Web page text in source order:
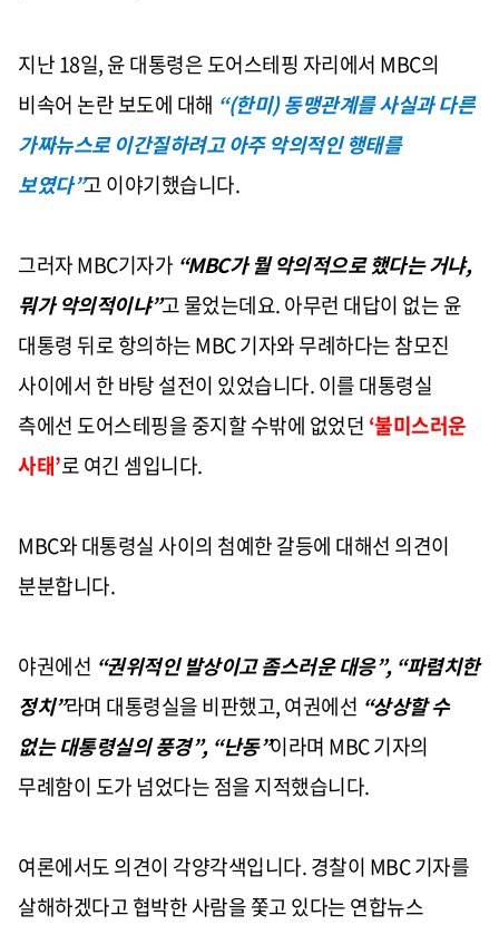
지난18일,윤 대통령은 도어스테핑 자리에서 MBC의
비속어 논란 보도에 대해 “(한미)동맹관계를 사실과 다른
가짜뉴스로 이간질하려고 아주 악의적인 행태를
보였다”고 이야기했습니다.
그러자MBC기자가 “MBC가 뭘 악의적으로 했다는 거냐,
뭐가 악의적이냐”고 물었는데요.아무런 대답이 없는 윤
대통령 뒤로 항의하는MBC기자와 무례하다는 참모진
사이에서 한 바탕 설전이 있었습니다.이를 대통령실
측에선 도어스테핑을 중지할 수밖에 없었던 ‘불미스러운
사태’로 여긴 셈입니다.
MBC와 대통령실 사이의 첨예한 갈등에 대해선 의견이
분분합니다.
야권에선 “권위적인 발상이고 좀스러운 대응”, “파렴치한
정치”라며 대통령실을 비판했고,여권에선 “상상할 수
없는 대통령실의 풍경”, “난동”이라며 MBC기자의
무례함이 도가 넘었다는 점을 지적했습니다.
여론에서도 의견이 각양각색입니다.경찰이 MBC기자를
살해하겠다고 협박한 사람을 쫓고 있다는 연합뉴스